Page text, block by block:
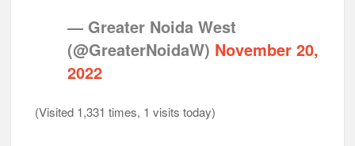
— Greater Noida West
(@GreaterNoidaW) November 20,
2022
(Visited 1,331 times, 1 visits today)